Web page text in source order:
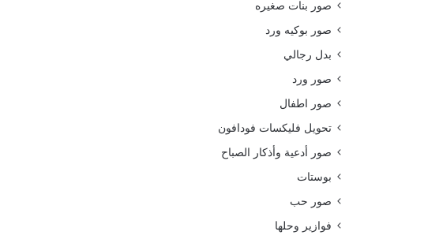
صور بنات صغيره
صور بوكيه ورد
بدل رجالي
صور ورد
صور اطفال
تحويل فليكسات فودافون
صور أدعية وأذكار الصباح
بوستات
صور حب
فوازير وحلها